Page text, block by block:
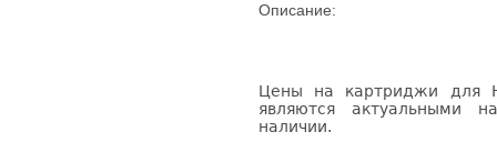
Описание:
Цены на картриджи для
являются актуальными
наличии.